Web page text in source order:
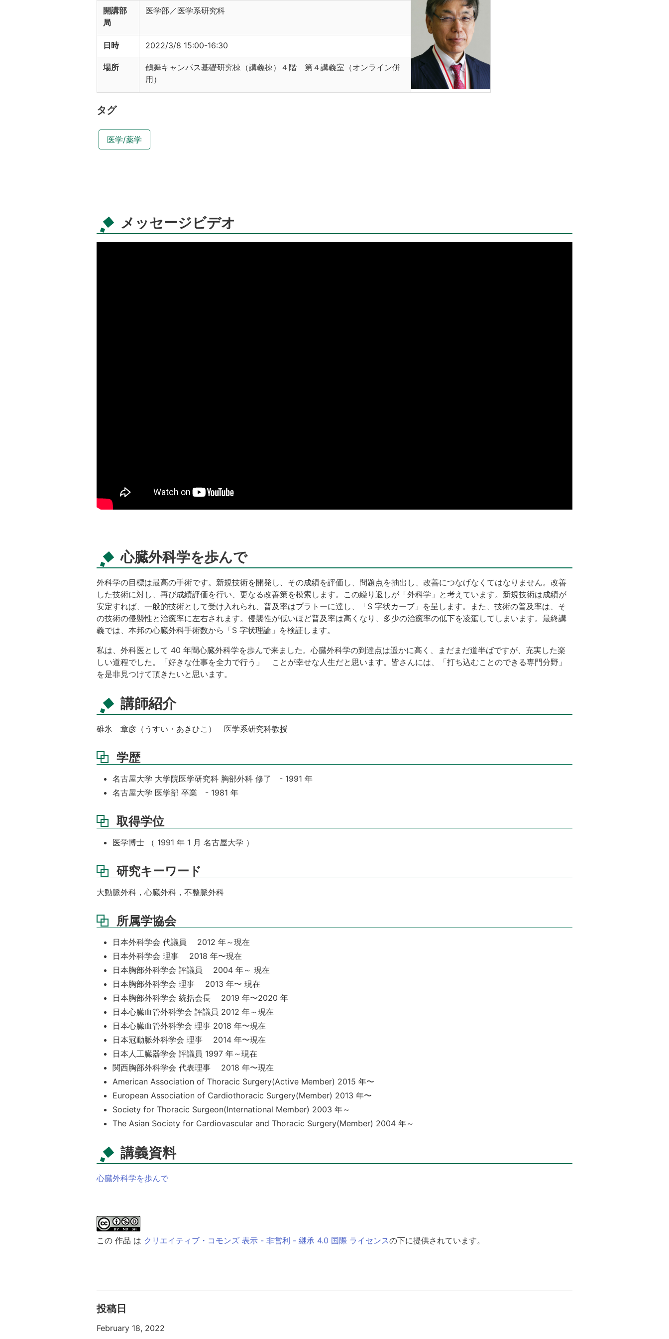
開講部
局
医学部／医学系研究科
日時 2022/3/8 15:00-16:30
場所
鶴舞キャンパス基礎研究棟（講義棟）４階 第４講義室（オンライン併
用）
タグ
医学/薬学
メッセージビデオ
心臓外科学を歩んで
外科学の目標は最高の手術です。新規技術を開発し、その成績を評価し、問題点を抽出し、改善につなげなくてはなりません。改善
した技術に対し、再び成績評価を行い、更なる改善策を模索します。この繰り返しが「外科学」と考えています。新規技術は成績が
安定すれば、一般的技術として受け入れられ、普及率はプラトーに達し、「S 字状カーブ」を呈します。また、技術の普及率は、そ
の技術の侵襲性と治癒率に左右されます。侵襲性が低いほど普及率は高くなり、多少の治癒率の低下を凌駕してしまいます。最終講
義では、本邦の心臓外科手術数から「S 字状理論」を検証します。
私は、外科医として 40 年間心臓外科学を歩んで来ました。心臓外科学の到達点は遥かに高く、まだまだ道半ばですが、充実した楽
しい道程でした。「好きな仕事を全力で行う」 ことが幸せな人生だと思います。皆さんには、「打ち込むことのできる専門分野」
を是非見つけて頂きたいと思います。
講師紹介
碓氷 章彦（うすい・あきひこ） 医学系研究科教授
学歴
名古屋大学 大学院医学研究科 胸部外科 修了 - 1991 年
名古屋大学 医学部 卒業 - 1981 年
取得学位
医学博士 （ 1991 年 1 月 名古屋大学 ）
研究キーワード
大動脈外科，心臓外科，不整脈外科
所属学協会
日本外科学会 代議員 2012 年～現在
日本外科学会 理事 2018 年〜現在
日本胸部外科学会 評議員 2004 年～ 現在
日本胸部外科学会 理事 2013 年〜 現在
日本胸部外科学会 統括会長 2019 年〜2020 年
日本心臓血管外科学会 評議員 2012 年～現在
日本心臓血管外科学会 理事 2018 年〜現在
日本冠動脈外科学会 理事 2014 年〜現在
日本人工臓器学会 評議員 1997 年～現在
関西胸部外科学会 代表理事 2018 年〜現在
American Association of Thoracic Surgery(Active Member) 2015 年〜
European Association of Cardiothoracic Surgery(Member) 2013 年〜
Society for Thoracic Surgeon(International Member) 2003 年～
The Asian Society for Cardiovascular and Thoracic Surgery(Member) 2004 年～
講義資料
心臓外科学を歩んで
この 作品 は クリエイティブ・コモンズ 表示 - 非営利 - 継承 4.0 国際 ライセンスの下に提供されています。
投稿日
February 18, 2022